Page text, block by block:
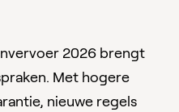
2026 brengt
Met hogere
nieuwe regels